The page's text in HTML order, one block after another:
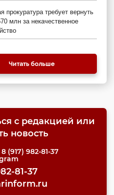
прокуратура требует вернуть
млн за некачественное
Читать больше
с редакцией или
новость
8 (917) 982-81-37
81-37